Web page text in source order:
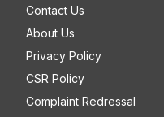
Contact Us
About Us
Privacy Policy
CSR Policy
Complaint Redressal